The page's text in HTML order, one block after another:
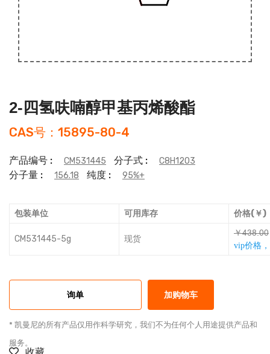
2-四氢呋喃醇甲基丙烯酸酯
CAS号：15895-80-4
产品编号 : CM531445 分子式 : C8H12O3
分子量 : 156.18 纯度 : 95%+
包装单位 可用库存 价格(￥)
CM531445-5g 现货
￥ǵǤȎƥŹŹ
vip价格
询单 加购物车
* 凯曼尼的所有产品仅用作科学研究，我们不为任何个人用途提供产品和
服务。